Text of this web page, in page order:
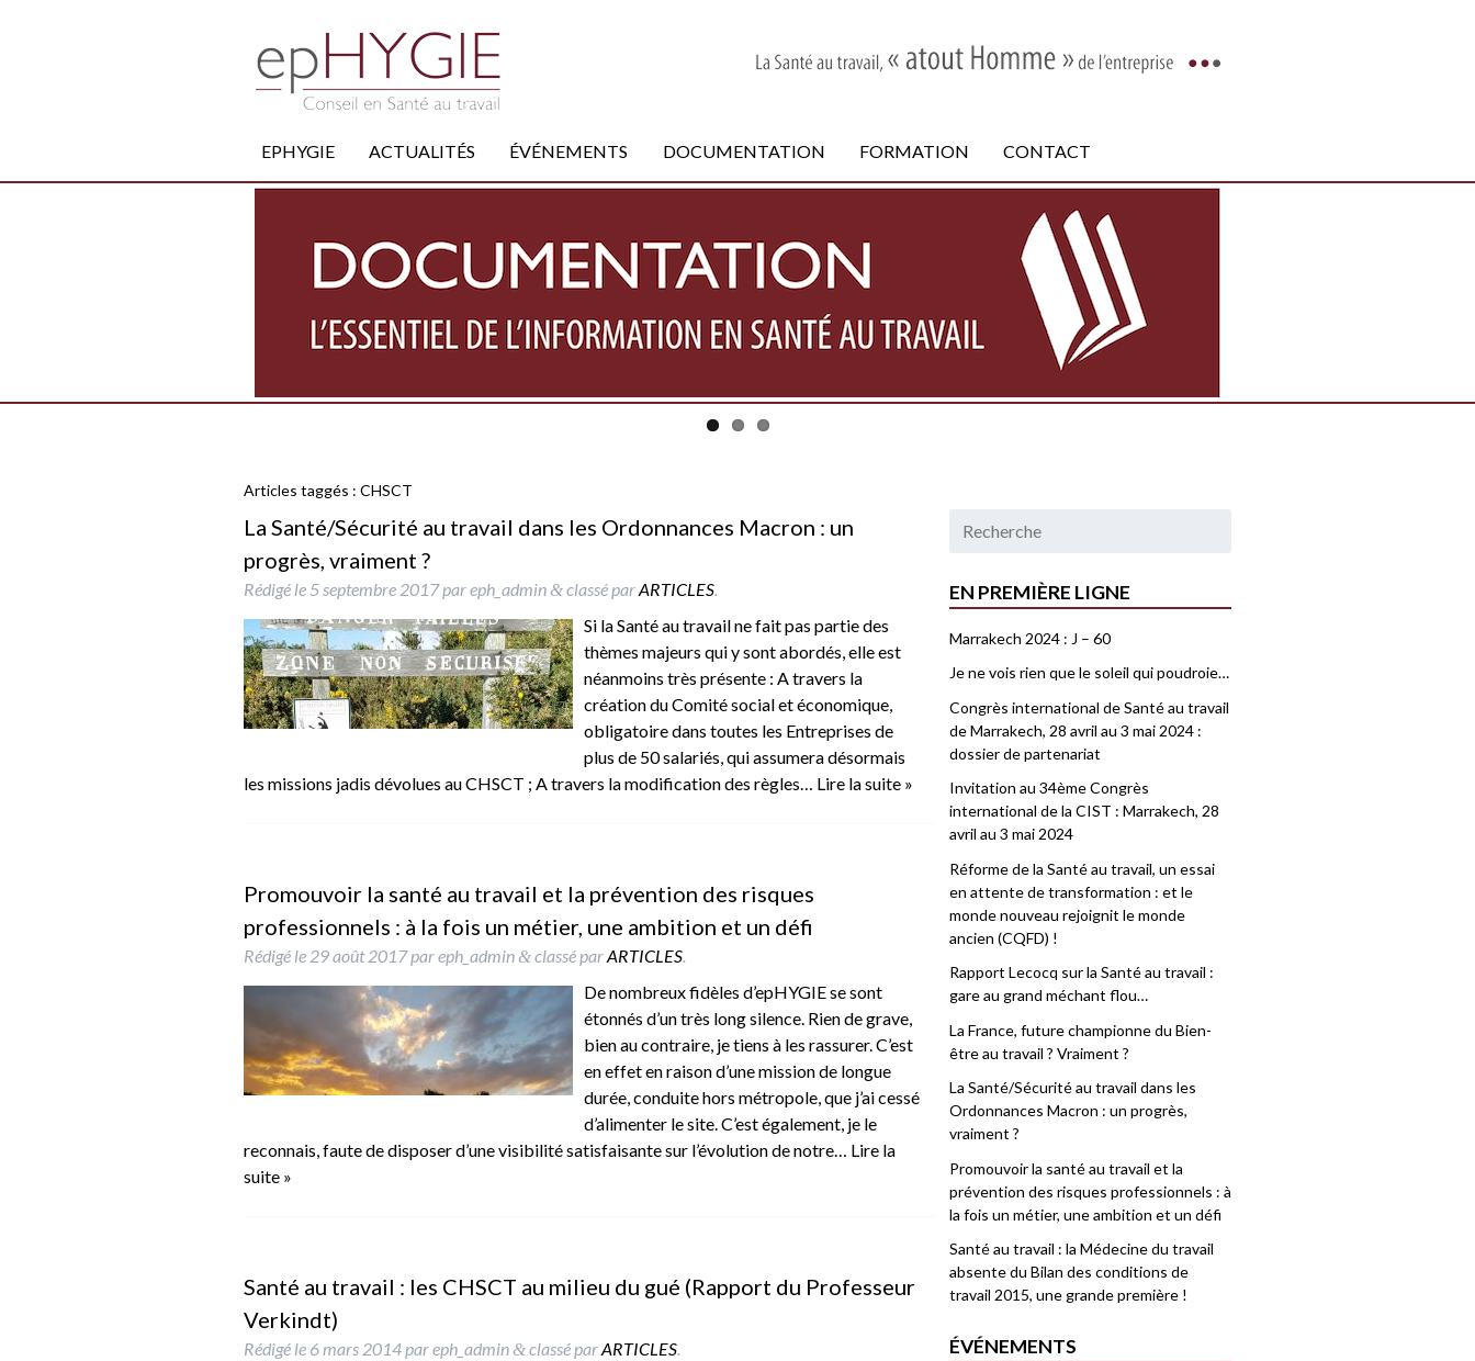
EPHYGIE ACTUALITÉS ÉVÉNEMENTS DOCUMENTATION FORMATION CONTACT
Articles taggés : CHSCT
La Santé/Sécurité au travail dans les Ordonnances Macron : un
progrès, vraiment ?
Rédigé le 5 septembre 2017pareph_admin &classé parARTICLES.
Si la Santé au travail ne fait pas partie des
thèmes majeurs qui y sont abordés, elle est
néanmoins très présente : A travers la
création du Comité social et économique,
obligatoire dans toutes les Entreprises de
plus de 50 salariés, qui assumera désormais
les missions jadis dévolues au CHSCT ; A travers la modification des règles… Lire la suite »
Promouvoir la santé au travail et la prévention des risques
professionnels : à la fois un métier, une ambition et un défi
Rédigé le 29 août 2017pareph_admin &classé parARTICLES.
De nombreux fidèles d’epHYGIE se sont
étonnés d’un très long silence. Rien de grave,
bien au contraire, je tiens à les rassurer. C’est
en effet en raison d’une mission de longue
durée, conduite hors métropole, que j’ai cessé
d’alimenter le site. C’est également, je le
reconnais, faute de disposer d’une visibilité satisfaisante sur l’évolution de notre… Lire la
suite »
Santé au travail : les CHSCT au milieu du gué (Rapport du Professeur
Verkindt)
Rédigé le 6 mars 2014 pareph_admin &classé parARTICLES.
EN PREMIÈRE LIGNE
Marrakech 2024 : J – 60
Je ne vois rien que le soleil qui poudroie…
Congrès international de Santé au travail
de Marrakech, 28 avril au 3 mai 2024 :
dossier de partenariat
Invitation au 34ème Congrès
international de la CIST : Marrakech, 28
avril au 3 mai 2024
Réforme de la Santé au travail, un essai
en attente de transformation : et le
monde nouveau rejoignit le monde
ancien (CQFD) !
Rapport Lecocq sur la Santé au travail :
gare au grand méchant flou…
La France, future championne du Bien-
être au travail ? Vraiment ?
La Santé/Sécurité au travail dans les
Ordonnances Macron : un progrès,
vraiment ?
Promouvoir la santé au travail et la
prévention des risques professionnels : à
la fois un métier, une ambition et un défi
Santé au travail : la Médecine du travail
absente du Bilan des conditions de
travail 2015, une grande première !
ÉVÉNEMENTS